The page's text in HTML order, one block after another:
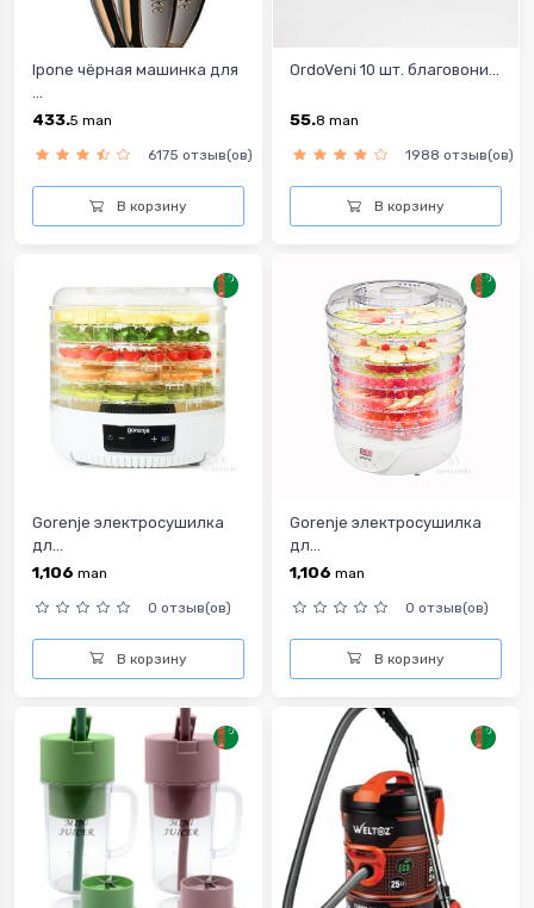
Ipone чёрная машинка для
...
433.5 man
6175 отзыв(ов)
В корзину
OrdoVeni 10 шт. благовони...
55.8 man
1988 отзыв(ов)
В корзину
Gorenje электросушилка
дл...
1,106 man
0 отзыв(ов)
В корзину
Gorenje электросушилка
дл...
1,106 man
0 отзыв(ов)
В корзину